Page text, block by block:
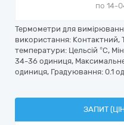
по 14-
Термометри для
використання: Контактний,
температури: Цельсій °C,
34-36 одиниця,
одиниця, Градуювання: 0.1
ЗАПИТ